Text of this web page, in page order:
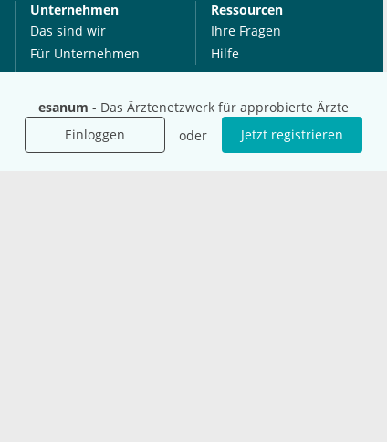
esanum - Das Ärztenetzwerk für approbierte Ärzte
Einloggen
oder Jetzt registrieren
Unternehmen
Das sind wir
Für Unternehmen
Für Agenturen
Mediadaten
Presse
Karriere
Ressourcen
Ihre Fragen
Hilfe